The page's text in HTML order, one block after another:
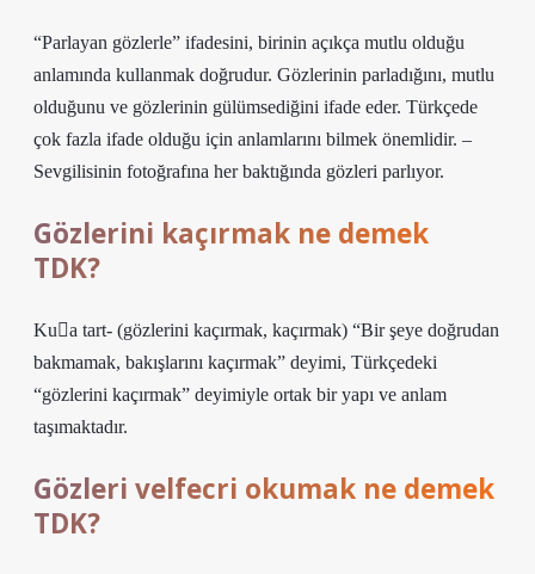
“Parlayan gözlerle” ifadesini, birinin açıkça mutlu olduğu
anlamında kullanmak doğrudur. Gözlerinin parladığını, mutlu
olduğunu ve gözlerinin gülümsediğini ifade eder. Türkçede
çok fazla ifade olduğu için anlamlarını bilmek önemlidir. –
Sevgilisinin fotoğrafına her baktığında gözleri parlıyor.
Gözlerini kaçırmak ne demek
TDK?
Kua tart- (gözlerini kaçırmak, kaçırmak) “Bir şeye doğrudan
bakmamak, bakışlarını kaçırmak” deyimi, Türkçedeki
“gözlerini kaçırmak” deyimiyle ortak bir yapı ve anlam
taşımaktadır.
Gözleri velfecri okumak ne demek
TDK?